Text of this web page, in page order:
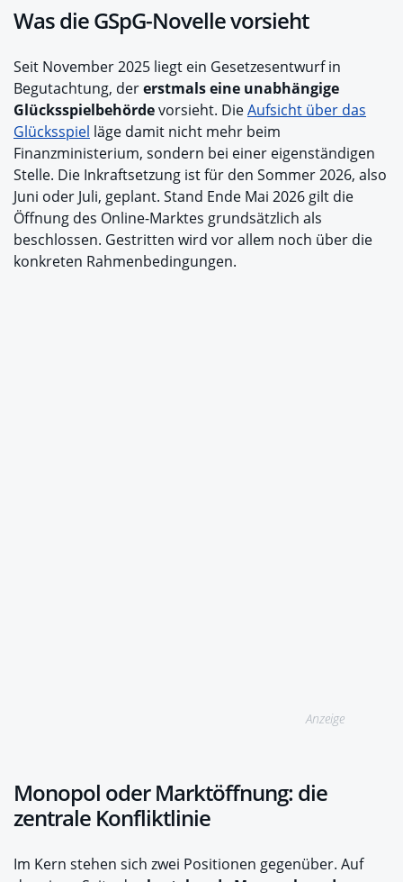
Was die GSpG-Novelle vorsieht
Seit November 2025 liegt ein Gesetzesentwurf in
Begutachtung, dererstmals eine unabhängige
Glücksspielbehördevorsieht. DieAufsicht über das
Glücksspiel läge damit nicht mehr beim
Finanzministerium, sondern bei einer eigenständigen
Stelle. Die Inkraftsetzung ist für den Sommer 2026, also
Juni oder Juli, geplant. Stand Ende Mai 2026 gilt die
Öffnung des Online-Marktes grundsätzlich als
beschlossen. Gestritten wird vor allem noch über die
konkreten Rahmenbedingungen.
Anzeige
Monopol oder Marktöffnung: die
zentrale Konfliktlinie
Im Kern stehen sich zwei Positionen gegenüber. Auf